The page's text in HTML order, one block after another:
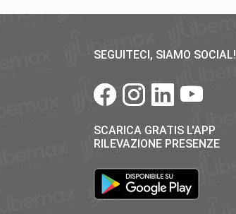
SEGUITECI, SIAMO SOCIAL!
SCARICA GRATIS L'APP
RILEVAZIONE PRESENZE